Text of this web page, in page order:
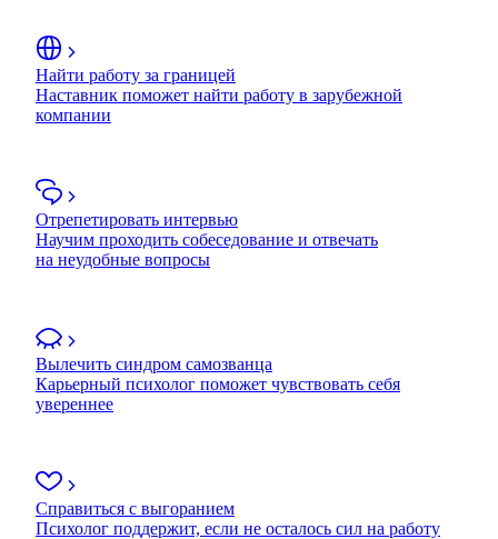
Найти работу за границей
Наставник поможет найти работу в зарубежной
компании
Отрепетировать интервью
Научим проходить собеседование и отвечать
на неудобные вопросы
Вылечить синдром самозванца
Карьерный психолог поможет чувствовать себя
увереннее
Справиться с выгоранием
Психолог поддержит, если не осталось сил на работу